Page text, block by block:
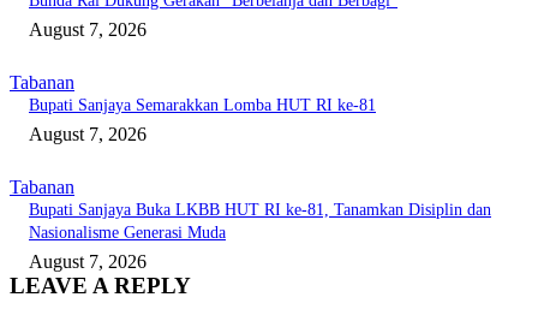
August 7, 2026
Tabanan
Bupati Sanjaya Semarakkan Lomba HUT RI ke-81
August 7, 2026
Tabanan
Bupati Sanjaya Buka LKBB HUT RI ke-81, Tanamkan Disiplin dan
Nasionalisme Generasi Muda
August 7, 2026
LEAVE A REPLY